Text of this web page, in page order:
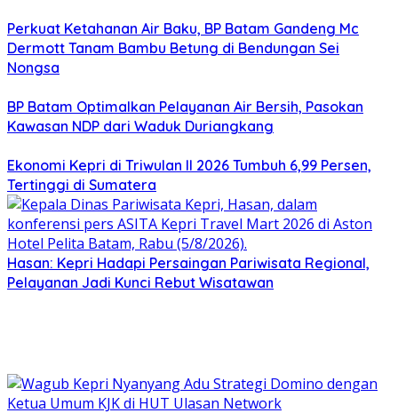
Perkuat Ketahanan Air Baku, BP Batam Gandeng Mc
Dermott Tanam Bambu Betung di Bendungan Sei
Nongsa
BP Batam Optimalkan Pelayanan Air Bersih, Pasokan
Kawasan NDP dari Waduk Duriangkang
Ekonomi Kepri di Triwulan II 2026 Tumbuh 6,99 Persen,
Tertinggi di Sumatera
Hasan: Kepri Hadapi Persaingan Pariwisata Regional,
Pelayanan Jadi Kunci Rebut Wisatawan